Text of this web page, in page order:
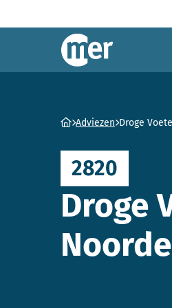
Commissie mer
Ga naar homepage
Adviezen Droge
2820
Droge